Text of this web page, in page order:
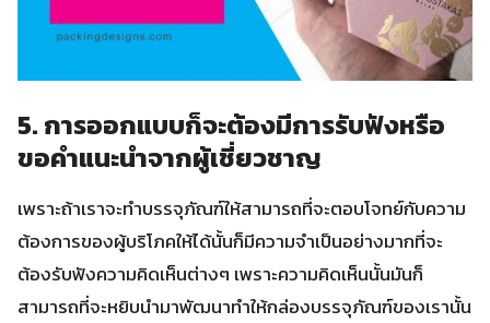
5. การออกแบบก็จะต้องมีการรับฟังหรือ
ขอคำแนะนำจากผู้เชี่ยวชาญ
เพราะถ้าเราจะทำบรรจุภัณฑ์ให้สามารถที่จะตอบโจทย์กับความ
ต้องการของผู้บริโภคให้ได้นั้นก็มีความจำเป็นอย่างมากที่จะ
ต้องรับฟังความคิดเห็นต่างๆ เพราะความคิดเห็นนั้นมันก็
สามารถที่จะหยิบนำมาพัฒนาทำให้กล่องบรรจุภัณฑ์ของเรานั้น